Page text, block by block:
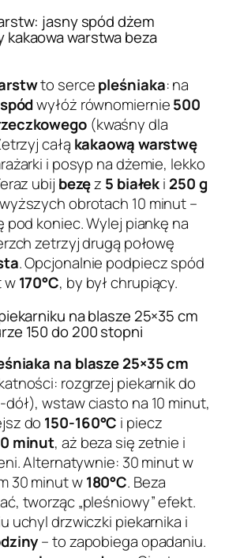
jasny spód dżem
kakaowa warstwa beza
to sercepleśniaka: na
wyłóż równomiernie500
(kwaśny dla
całą kakaową warstwę
i posyp na dżemie, lekko
ubij bezęz 5 białeki 250 g
obrotach 10 minut –
pod koniec. Wylej piankę na
zetrzyj drugą połowę
. Opcjonalnie podpiecz spód
w170°C, by był chrupiący.
na blasze 25×35 cm
150 do 200 stopni
na blasze 25×35 cm
rozgrzej piekarnik do
wstaw ciasto na 10 minut,
do 150-160°C i piecz
minut, aż beza się zetnie i
Alternatywnie: 30 minut w
30 minut w180°C. Beza
tworząc „pleśniowy” efekt.
uchyl drzwiczki piekarnika i
– to zapobiega opadaniu.